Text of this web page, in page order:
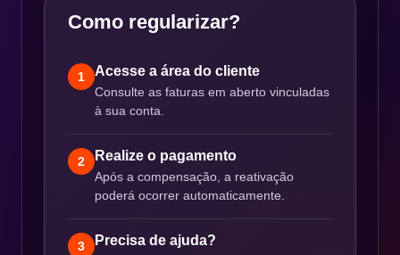
Como regularizar?
1 Acesse a área do cliente
Consulte as faturas em aberto vinculadas
à sua conta.
2 Realize o pagamento
Após a compensação, a reativação
poderá ocorrer automaticamente.
3 Precisa de ajuda?